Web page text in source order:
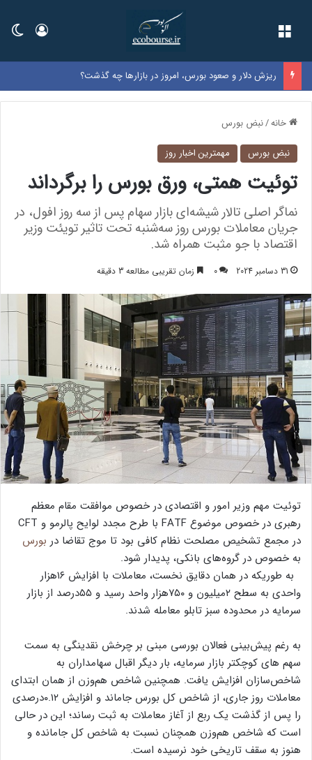
ورود
نرخ بنزین سوپر وارداتی در بورس اعلام شد
خانه/نبض بورس
نبض بورس مهمترین اخبار روز
توئیت همتی، ورق بورس را برگرداند
نماگر اصلی تالار شیشه‌ای بازار سهام پس از سه روز افول، در
جریان معاملات بورس روز سه‌شنبه تحت تاثیر تویئت وزیر
اقتصاد با جو مثبت همراه شد.
31 دسامبر 2024 0 زمان تقریبی مطالعه 3 دقیقه
توئیت مهم وزیر امور و اقتصادی در خصوص موافقت مقام معظم
رهبری در خصوص موضوع FATF با طرح مجدد لوایح پالرمو و CFT
در مجمع تشخیص مصلحت نظام کافی بود تا موج تقاضا در بورس
به خصوص در گروه‌های بانکی، پدیدار شود.
به طوریکه در همان دقایق نخست، معاملات با افزایش ۱۶هزار
واحدی به سطح ۲میلیون و ۷۵۰هزار واحد رسید و ۵۵درصد از بازار
سرمایه در محدوده سبز تابلو معامله شدند.
به رغم پیش‌بینی فعالان بورسی مبنی بر چرخش نقدینگی به سمت
سهم های کوچکتر بازار سرمایه، بار دیگر اقبال سهامداران به
شاخص‌سازان افزایش یافت. همچنین شاخص هم‌وزن از همان ابتدای
معاملات روز جاری، از شاخص کل بورس جاماند و افزایش ۰.۱۲درصدی
را پس از گذشت یک ربع از آغاز معاملات به ثبت رساند؛ این در حالی
است که شاخص هم‌وزن همچنان نسبت به شاخص کل جامانده و
هنوز به سقف تاریخی خود نرسیده است.